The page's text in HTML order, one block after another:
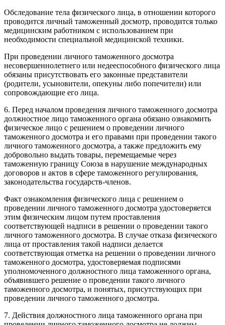
Обследование тела физического лица, в отношении которого
проводится личный таможенный досмотр, проводится только
медицинским работником с использованием при
необходимости специальной медицинской техники.
При проведении личного таможенного досмотра
несовершеннолетнего или недееспособного физического лица
обязаны присутствовать его законные представители
(родители, усыновители, опекуны либо попечители) или
сопровождающие его лица.
6. Перед началом проведения личного таможенного досмотра
должностное лицо таможенного органа обязано ознакомить
физическое лицо с решением о проведении личного
таможенного досмотра и его правами при проведении такого
личного таможенного досмотра, а также предложить ему
добровольно выдать товары, перемещаемые через
таможенную границу Союза в нарушение международных
договоров и актов в сфере таможенного регулирования,
законодательства государств-членов.
Факт ознакомления физического лица с решением о
проведении личного таможенного досмотра удостоверяется
этим физическим лицом путем проставления
соответствующей надписи в решении о проведении такого
личного таможенного досмотра. В случае отказа физического
лица от проставления такой надписи делается
соответствующая отметка на решении о проведении личного
таможенного досмотра, удостоверяемая подписями
уполномоченного должностного лица таможенного органа,
объявившего решение о проведении такого личного
таможенного досмотра, и понятых, присутствующих при
проведении личного таможенного досмотра.
7. Действия должностного лица таможенного органа при